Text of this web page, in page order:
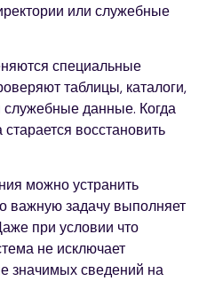
или служебные
специальные
таблицы, каталоги,
служебные данные. Когда
восстановить
можно устранить
важную задачу выполняет
при условии что
не исключает
значимых сведений на